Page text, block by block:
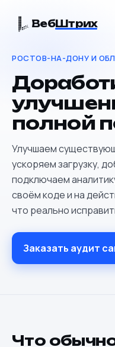
ВебШтрих
РОСТОВ-НА-ДОНУ И
полной
Улучшаем
ускоряем загрузку,
подключаем
своём коде и на
что реально
Заказать аудит
Что